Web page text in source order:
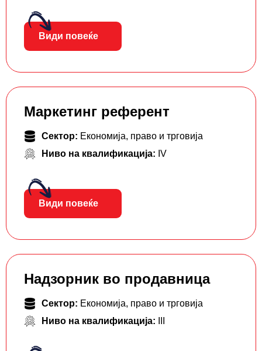
Види повеќе
Маркетинг референт
Сектор: Економија, право и трговија
Ниво на квалификација: IV
Види повеќе
Надзорник во продавница
Сектор: Економија, право и трговија
Ниво на квалификација: